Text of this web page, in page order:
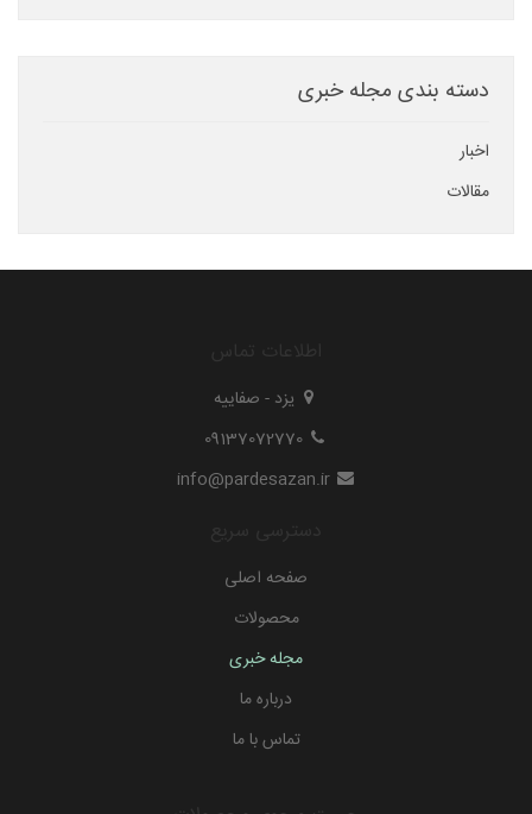
دسته بندی مجله خبری
اخبار
مقالات
یزد - صفاییه
09137072770
info@pardesazan.ir
صفحه اصلی
محصولات
مجله خبری
درباره ما
تماس با ما